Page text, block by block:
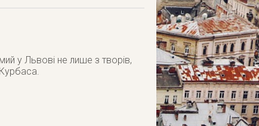
у Львові не лише з творів,